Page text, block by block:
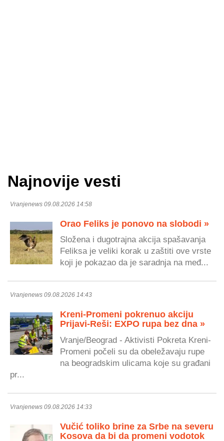
Najnovije vesti
Vranjenews 09.08.2026 14:58
Orao Feliks je ponovo na slobodi »
Složena i dugotrajna akcija spašavanja
Feliksa je veliki korak u zaštiti ove vrste
koji je pokazao da je saradnja na međ...
Vranjenews 09.08.2026 14:43
Kreni-Promeni pokrenuo akciju
Prijavi-Reši: EXPO rupa bez dna »
Vranje/Beograd - Aktivisti Pokreta Kreni-
Promeni počeli su da obeležavaju rupe
na beogradskim ulicama koje su građani
pr...
Vranjenews 09.08.2026 14:33
Vučić toliko brine za Srbe na severu
Kosova da bi da promeni vodotok